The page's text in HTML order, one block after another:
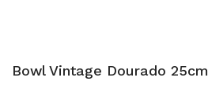
Bowl Vintage Dourado 25cm